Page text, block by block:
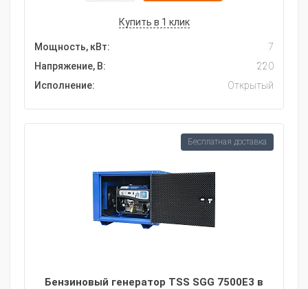
Купить в 1 клик
Мощность, кВт:
7
Напряжение, В:
220
Исполнение:
Открытый
Бензиновый генератор TSS SGG 7500Е3 в
Бесплатная доставка